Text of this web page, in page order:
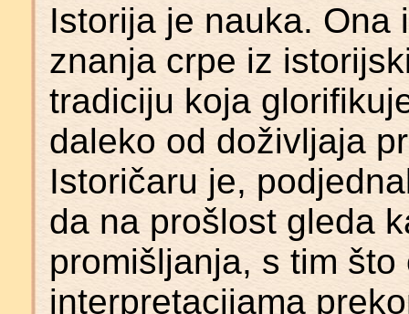
Istorija je nauka. Ona
znanja crpe iz
tradiciju koja
daleko od doživljaja
Istoričaru je,
da na prošlost gleda
promišljanja, s tim
interpretacijama